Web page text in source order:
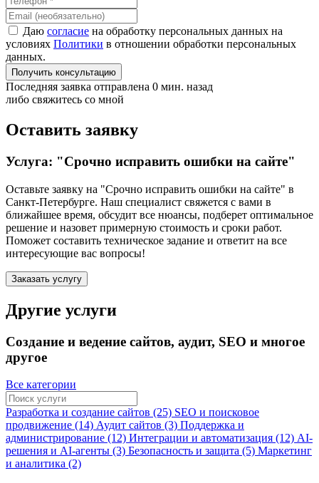
Даю согласие на обработку персональных данных на
условиях Политики в отношении обработки персональных
данных.
Получить консультацию
Последняя заявка отправлена 0 мин. назад
либо свяжитесь со мной
Оставить заявку
Услуга: "Срочно исправить ошибки на сайте"
Оставьте заявку на "Срочно исправить ошибки на сайте" в
Санкт-Петербурге. Наш специалист свяжется с вами в
ближайшее время, обсудит все нюансы, подберет оптимальное
решение и назовет примерную стоимость и сроки работ.
Поможет составить техническое задание и ответит на все
интересующие вас вопросы!
Заказать услугу
Другие услуги
Создание и ведение сайтов, аудит, SEO и многое
другое
Все категории
Разработка и создание сайтов (25) SEO и поисковое
продвижение (14) Аудит сайтов (3) Поддержка и
администрирование (12) Интеграции и автоматизация (12) AI-
решения и AI-агенты (3) Безопасность и защита (5) Маркетинг
и аналитика (2)